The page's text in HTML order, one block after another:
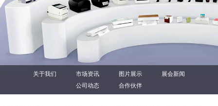
关于我们 市场资讯 图片展示
展会新闻
公司动态
合作伙伴